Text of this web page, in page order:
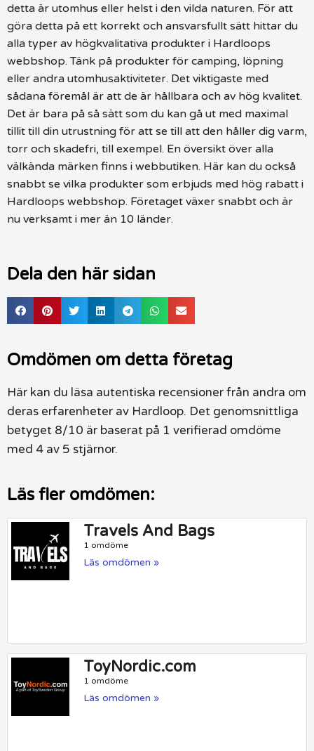
detta är utomhus eller helst i den vilda naturen. För att
göra detta på ett korrekt och ansvarsfullt sätt hittar du
alla typer av högkvalitativa produkter i Hardloops
webbshop. Tänk på produkter för camping, löpning
eller andra utomhusaktiviteter. Det viktigaste med
sådana föremål är att de är hållbara och av hög kvalitet.
Det är bara på så sätt som du kan gå ut med maximal
tillit till din utrustning för att se till att den håller dig varm,
torr och skadefri, till exempel. En översikt över alla
välkända märken finns i webbutiken. Här kan du också
snabbt se vilka produkter som erbjuds med hög rabatt i
Hardloops webbshop. Företaget växer snabbt och är
nu verksamt i mer än 10 länder.
Dela den här sidan
Omdömen om detta företag
Här kan du läsa autentiska recensioner från andra om
deras erfarenheter av Hardloop. Det genomsnittliga
betyget 8/10 är baserat på 1 verifierad omdöme
med 4 av 5 stjärnor.
Läs fler omdömen:
Travels And Bags
1 omdöme
Läs omdömen »
ToyNordic.com
1 omdöme
Läs omdömen »